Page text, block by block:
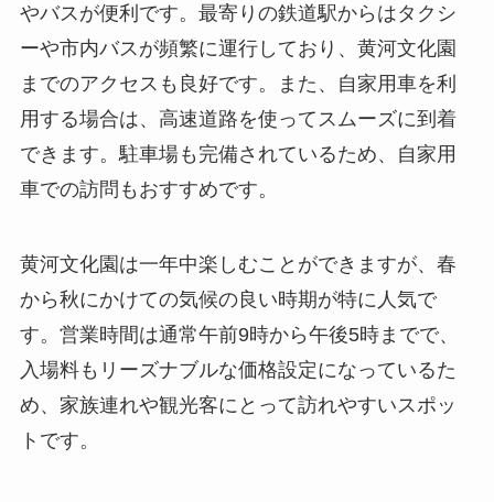
やバスが便利です。最寄りの鉄道駅からはタクシ
ーや市内バスが頻繁に運行しており、黄河文化園
までのアクセスも良好です。また、自家用車を利
用する場合は、高速道路を使ってスムーズに到着
できます。駐車場も完備されているため、自家用
車での訪問もおすすめです。
黄河文化園は一年中楽しむことができますが、春
から秋にかけての気候の良い時期が特に人気で
す。営業時間は通常午前9時から午後5時までで、
入場料もリーズナブルな価格設定になっているた
め、家族連れや観光客にとって訪れやすいスポッ
トです。